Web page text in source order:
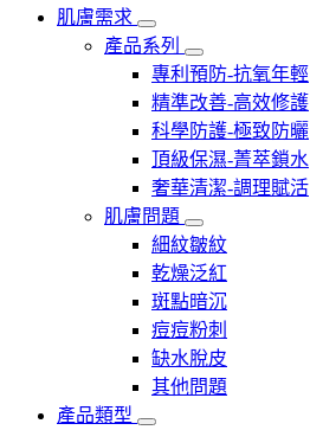
肌膚需求
產品系列
專利預防-抗氧年輕
精準改善-高效修護
科學防護-極致防曬
頂級保濕-菁萃鎖水
奢華清潔-調理賦活
肌膚問題
細紋皺紋
乾燥泛紅
斑點暗沉
痘痘粉刺
缺水脫皮
其他問題
產品類型